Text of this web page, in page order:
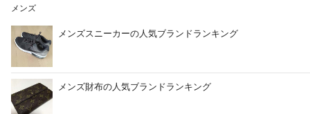
メンズ
メンズスニーカーの人気ブランドランキング
メンズ財布の人気ブランドランキング